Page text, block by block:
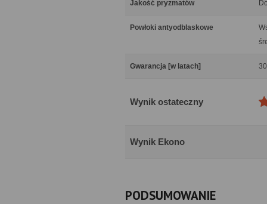
Jakość pryzmatów
Powłoki antyodblaskowe
Gwarancja [w latach] 30
Wynik ostateczny
Wynik Ekono
PODSUMOWANIE